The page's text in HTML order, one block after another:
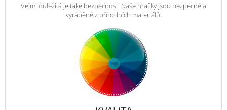
Velmi důležitá je také bezpečnost. Naše hračky jsou bezpečné a
vyráběné z přírodních materiálů.